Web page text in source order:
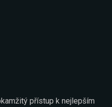
přístup k nejlepším